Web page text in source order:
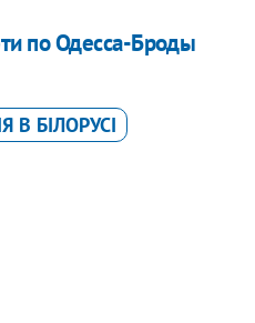
по Одесса-Броды
В БІЛОРУСІ